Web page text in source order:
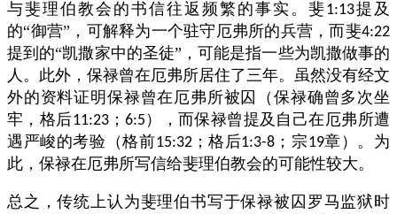
与斐理伯教会的书信往返频繁的事实。斐1:13提及
的“御营”，可解释为一个驻守厄弗所的兵营，而斐4:22
提到的“凯撒家中的圣徒”，可能是指一些为凯撒做事的
人。此外，保禄曾在厄弗所居住了三年。虽然没有经文
外的资料证明保禄曾在厄弗所被囚（保禄确曾多次坐
牢，格后11:23； 6:5 ），而保禄曾提及自己在厄弗所遭
遇严峻的考验（格前15:32；格后1:3-8 ；宗19章）。为
此，保禄在厄弗所写信给斐理伯教会的可能性较大。
总之，传统上认为斐理伯书写于保禄被囚罗马监狱时